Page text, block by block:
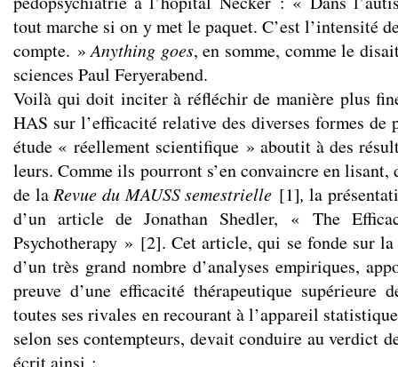
tout marche si on y met le paquet. C’est l’intensité
compte. »Anything goes, en somme, comme le
sciences Paul Feryerabend.
Voilà qui doit inciter à réfléchir de manière plus
HAS sur l’efficacité relative des diverses formes de
étude « réellement scientifique » aboutit à des
leurs. Comme ils pourront s’en convaincre en lisant,
de laRevue du MAUSS semestrielle [1], la
d’un article de Jonathan Shedler, « The
Psychotherapy » [2]. Cet article, qui se fonde sur
d’un très grand nombre d’analyses empiriques,
preuve d’une efficacité thérapeutique supérieure
toutes ses rivales en recourant à l’appareil
selon ses contempteurs, devait conduire au verdict
écrit ainsi :